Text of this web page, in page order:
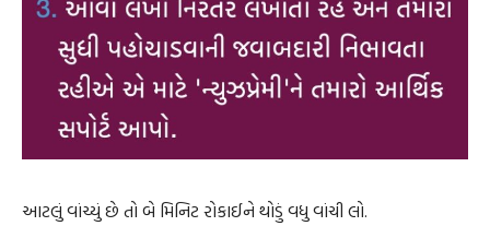
આટલું વાંચ્યું છે તો બે મિનિટ રોકાઈને થોડું વધુ વાંચી લો.